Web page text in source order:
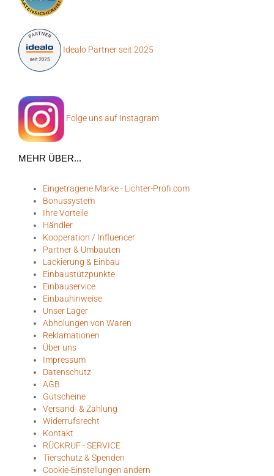
Idealo Partner seit 2025
Folge uns auf Instagram
MEHR ÜBER...
Eingetragene Marke - Lichter-Profi.com
Bonussystem
Ihre Vorteile
Händler
Kooperation / Influencer
Partner & Umbauten
Lackierung & Einbau
Einbaustützpunkte
Einbauservice
Einbauhinweise
Unser Lager
Abholungen von Waren
Reklamationen
Über uns
Impressum
Datenschutz
AGB
Gutscheine
Versand- & Zahlung
Widerrufsrecht
Kontakt
RÜCKRUF - SERVICE
Tierschutz & Spenden
Cookie-Einstellungen ändern